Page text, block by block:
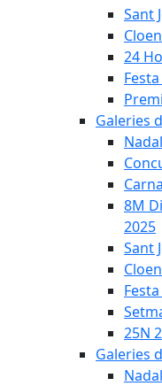
Sant
24
Galeries
8M
2025
Sant
25N
Galeries